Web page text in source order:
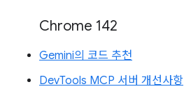
Chrome 142
Gemini의 코드 추천
DevTools MCP 서버 개선사항